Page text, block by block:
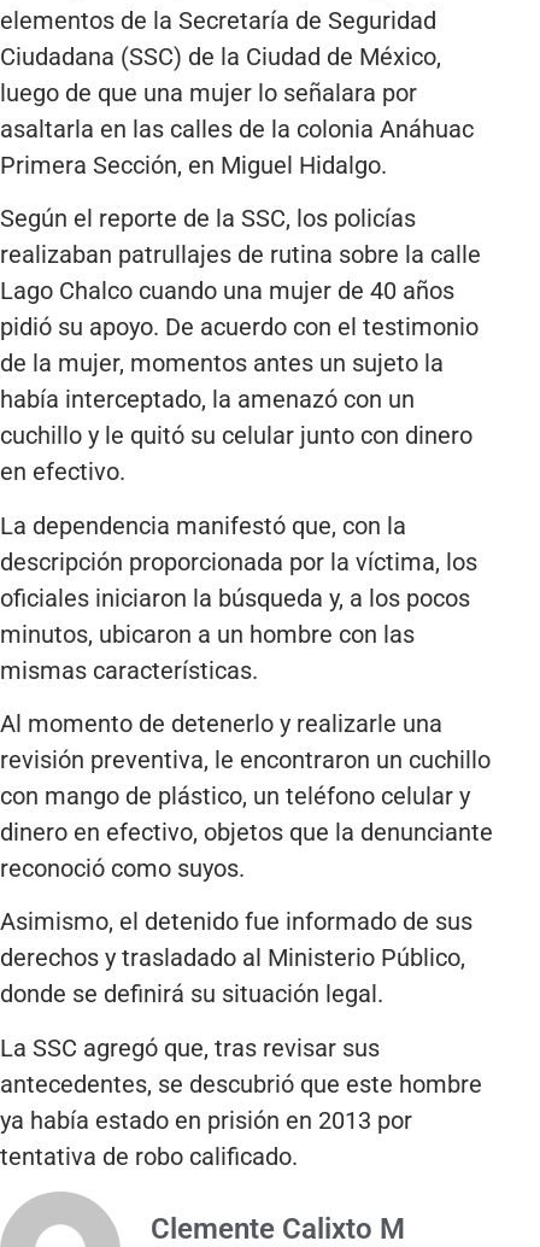
elementos de la Secretaría de Seguridad
Ciudadana (SSC) de la Ciudad de México,
luego de que una mujer lo señalara por
asaltarla en las calles de la colonia Anáhuac
Primera Sección, en Miguel Hidalgo.
Según el reporte de la SSC, los policías
realizaban patrullajes de rutina sobre la calle
Lago Chalco cuando una mujer de 40 años
pidió su apoyo. De acuerdo con el testimonio
de la mujer, momentos antes un sujeto la
había interceptado, la amenazó con un
cuchillo y le quitó su celular junto con dinero
en efectivo.
La dependencia manifestó que, con la
descripción proporcionada por la víctima, los
oficiales iniciaron la búsqueda y, a los pocos
minutos, ubicaron a un hombre con las
mismas características.
Al momento de detenerlo y realizarle una
revisión preventiva, le encontraron un cuchillo
con mango de plástico, un teléfono celular y
dinero en efectivo, objetos que la denunciante
reconoció como suyos.
Asimismo, el detenido fue informado de sus
derechos y trasladado al Ministerio Público,
donde se definirá su situación legal.
La SSC agregó que, tras revisar sus
antecedentes, se descubrió que este hombre
ya había estado en prisión en 2013 por
tentativa de robo calificado.
Clemente Calixto M